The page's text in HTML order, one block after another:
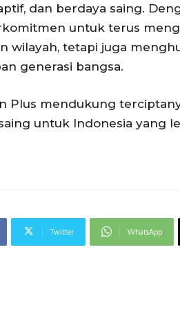
dan berdaya saing.
untuk terus
wilayah, tetapi juga
generasi bangsa.
Plus mendukung
untuk Indonesia yang
Twitter WhatsApp